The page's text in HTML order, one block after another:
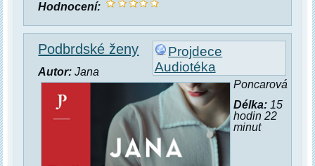
Hodnocení:
Projdece
Audiotéka
Podbrdské ženy
Autor: Jana
Poncarová
Délka:15
hodin 22
minut